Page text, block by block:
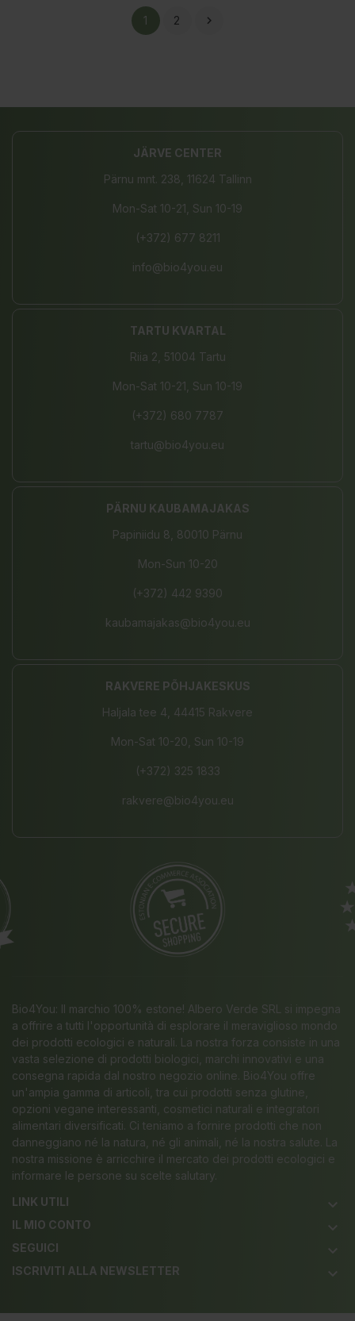
1 2 
JÄRVE CENTER
Pärnu mnt. 238, 11624 Tallinn
Mon-Sat 10-21, Sun 10-19
(+372) 677 8211
info@bio4you.eu
TARTU KVARTAL
Riia 2, 51004 Tartu
Mon-Sat 10-21, Sun 10-19
(+372) 680 7787
tartu@bio4you.eu
PÄRNU KAUBAMAJAKAS
Papiniidu 8, 80010 Pärnu
Mon-Sun 10-20
(+372) 442 9390
kaubamajakas@bio4you.eu
RAKVERE PÕHJAKESKUS
Haljala tee 4, 44415 Rakvere
Mon-Sat 10-20, Sun 10-19
(+372) 325 1833
rakvere@bio4you.eu
Bio4You: Il marchio 100% estone! Albero Verde SRL si impegna
a offrire a tutti l'opportunità di esplorare il meraviglioso mondo
dei prodotti ecologici e naturali. La nostra forza consiste in una
vasta selezione di prodotti biologici, marchi innovativi e una
consegna rapida dal nostro negozio online. Bio4You offre
un'ampia gamma di articoli, tra cui prodotti senza glutine,
opzioni vegane interessanti, cosmetici naturali e integratori
alimentari diversificati. Ci teniamo a fornire prodotti che non
danneggiano né la natura, né gli animali, né la nostra salute. La
nostra missione è arricchire il mercato dei prodotti ecologici e
informare le persone su scelte salutary.
LINK UTILI
keyboard_arrow_down
IL MIO CONTO keyboard_arrow_down
SEGUICI keyboard_arrow_down
ISCRIVITI ALLA NEWSLETTER keyboard_arrow_down